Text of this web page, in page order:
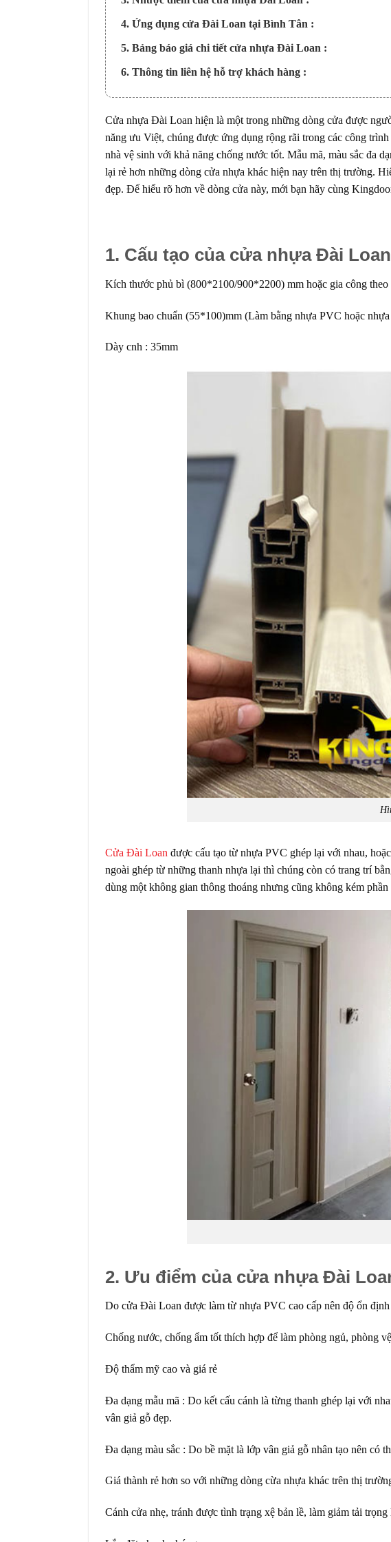
4. Ứng dụng cửa Đài Loan tại Bình Tân :
5. Bảng báo giá chi tiết cửa nhựa Đài Loan :
6. Thông tin liên hệ hỗ trợ khách hàng :
Cửa nhựa Đài Loan hiện là một trong những dòng cửa được
năng ưu Việt, chúng được ứng dụng rộng rãi trong các công
nhà vệ sinh với khả năng chống nước tốt. Mẫu mã, màu sắc đa
lại rẻ hơn những dòng cửa nhựa khác hiện nay trên thị trường.
đẹp. Để hiểu rõ hơn về dòng cửa này, mới bạn hãy cùng
1. Cấu tạo của cửa nhựa Đài
Kích thước phủ bì (800*2100/900*2200) mm hoặc gia công
Khung bao chuẩn (55*100)mm (Làm bằng nhựa PVC hoặc
Dày cnh : 35mm
Cửa Đài Loan được cấu tạo từ nhựa PVC ghép lại với nhau,
ngoài ghép từ những thanh nhựa lại thì chúng còn có trang trí
dùng một không gian thông thoáng nhưng cũng không kém
2. Ưu điểm của cửa nhựa Đài
Do cửa Đài Loan được làm từ nhựa PVC cao cấp nên độ ổn
Chống nước, chống ẩm tốt thích hợp để làm phòng ngủ, phòng
Độ thẩm mỹ cao và giá rẻ
Đa dạng mẫu mã : Do kết cấu cánh là từng thanh ghép lại với
vân giả gỗ đẹp.
Đa dạng màu sắc : Do bề mặt là lớp vân giả gỗ nhân tạo nên có
Giá thành rẻ hơn so với những dòng cừa nhựa khác trên thị
Cánh cửa nhẹ, tránh được tình trạng xệ bản lề, làm giảm tải